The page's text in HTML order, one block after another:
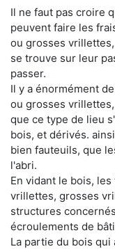
Il ne faut pas croire
peuvent faire les
ou grosses
se trouve sur leur
passer.
Il y a énormément
ou grosses
que ce type de lieu
bois, et dérivés.
bien fauteuils, que
l'abri.
En vidant le bois,
vrillettes, grosses
structures
écroulements de
La partie du bois